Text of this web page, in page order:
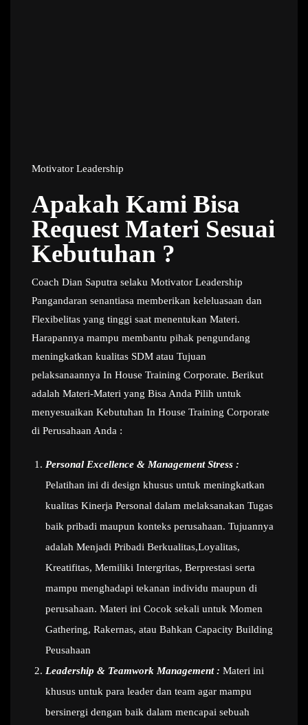
Motivator Leadership
Apakah Kami Bisa
Request Materi Sesuai
Kebutuhan ?
Coach Dian Saputra selaku Motivator Leadership
Pangandaran senantiasa memberikan keleluasaan dan
Flexibelitas yang tinggi saat menentukan Materi.
Harapannya mampu membantu pihak pengundang
meningkatkan kualitas SDM atau Tujuan
pelaksanaannya In House Training Corporate. Berikut
adalah Materi-Materi yang Bisa Anda Pilih untuk
menyesuaikan Kebutuhan In House Training Corporate
di Perusahaan Anda :
Personal Excellence & Management Stress :
Pelatihan ini di design khusus untuk meningkatkan
kualitas Kinerja Personal dalam melaksanakan Tugas
baik pribadi maupun konteks perusahaan. Tujuannya
adalah Menjadi Pribadi Berkualitas,Loyalitas,
Kreatifitas, Memiliki Intergritas, Berprestasi serta
mampu menghadapi tekanan individu maupun di
perusahaan. Materi ini Cocok sekali untuk Momen
Gathering, Rakernas, atau Bahkan Capacity Building
Peusahaan
Leadership & Teamwork Management : Materi ini
khusus untuk para leader dan team agar mampu
bersinergi dengan baik dalam mencapai sebuah